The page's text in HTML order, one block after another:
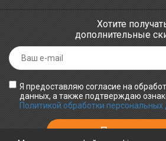
Хотите
дополнительные
Я предоставляю согласие на
данных, а также подтверждаю
Политикой обработки